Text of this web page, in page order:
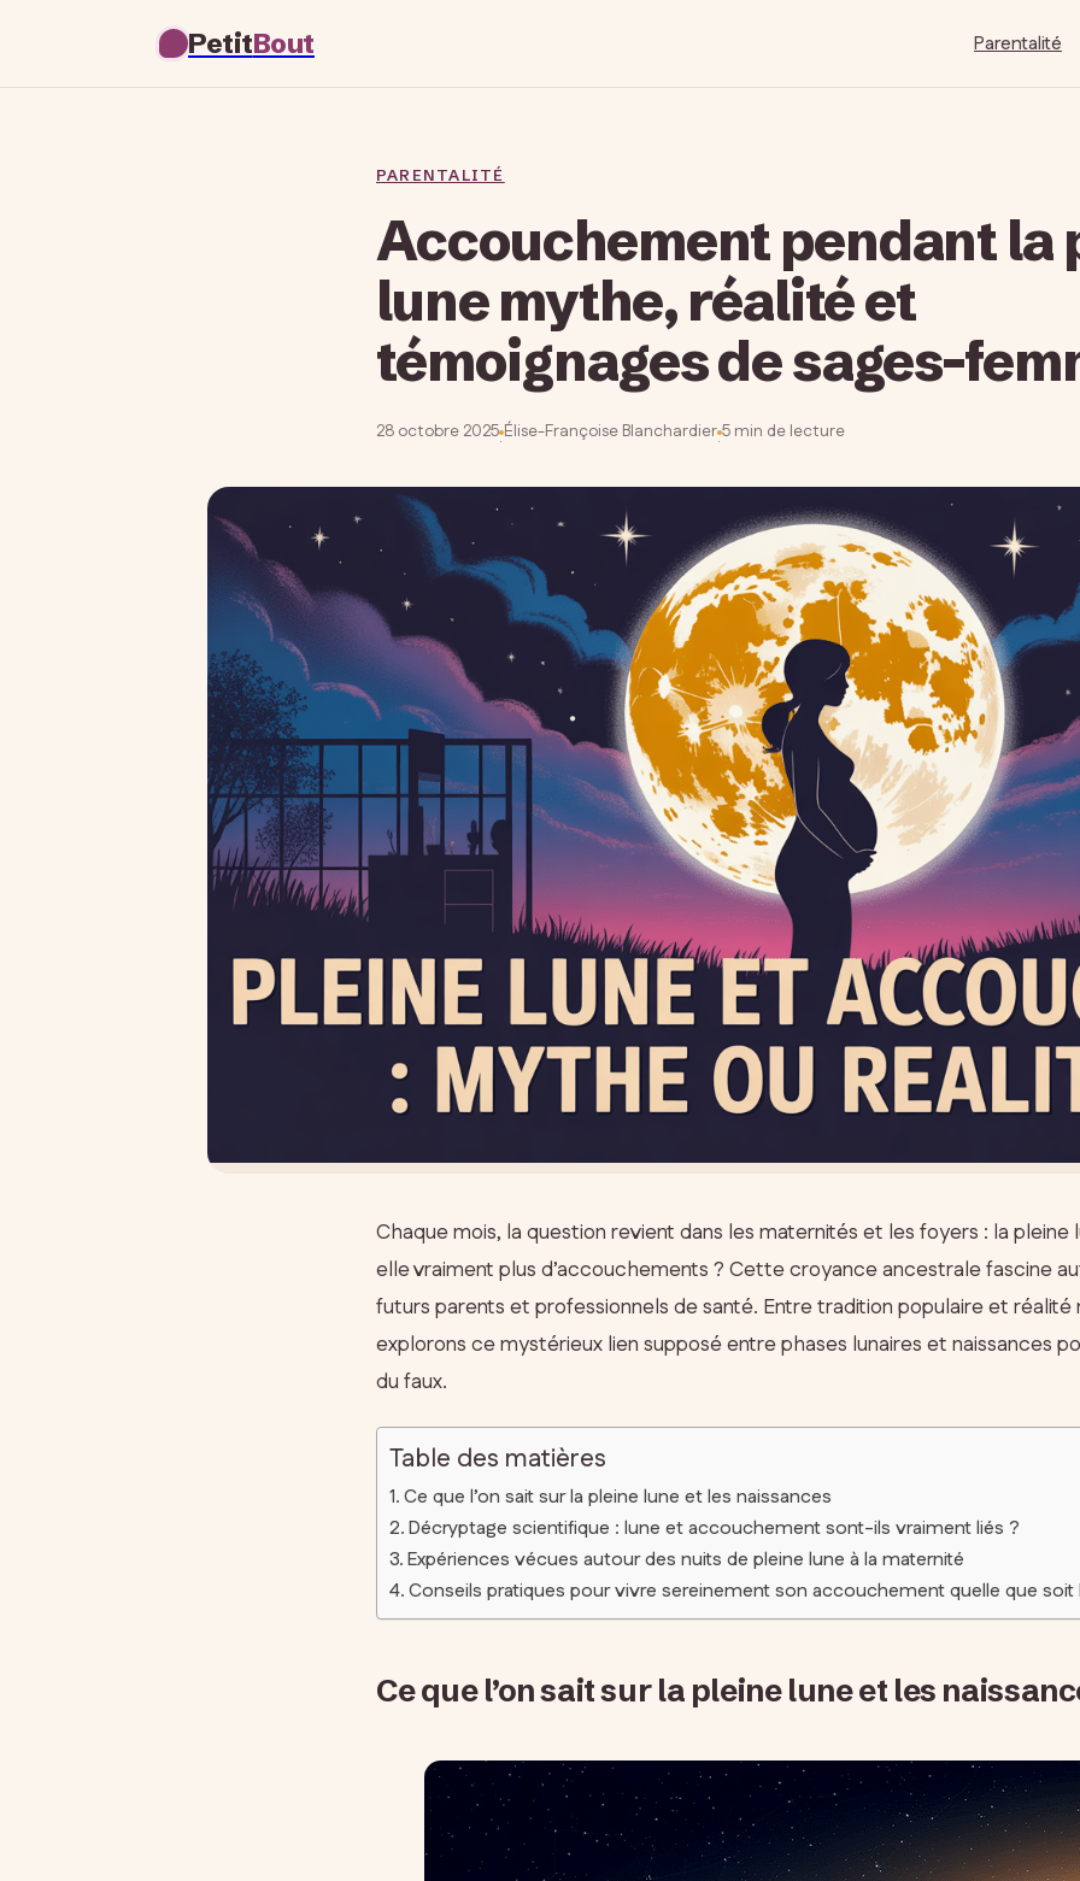
PetitBout Parentalité
PARENTALITÉ
Accouchement pendant la
lune mythe, réalité et
témoignages de sages-
28 octobre 2025·Élise-Françoise Blanchardier·5 min de lecture
Chaque mois, la question revient dans les maternités et les foyers : la
elle vraiment plus d’accouchements ? Cette croyance ancestrale fascine
futurs parents et professionnels de santé. Entre tradition populaire et réalité
explorons ce mystérieux lien supposé entre phases lunaires et naissances
du faux.
Table des matières
Ce que l’on sait sur la pleine lune et les naissances
Décryptage scientifique : lune et accouchement sont-ils vraiment liés ?
Expériences vécues autour des nuits de pleine lune à la maternité
Conseils pratiques pour vivre sereinement son accouchement quelle que soit
Ce que l’on sait sur la pleine lune et les